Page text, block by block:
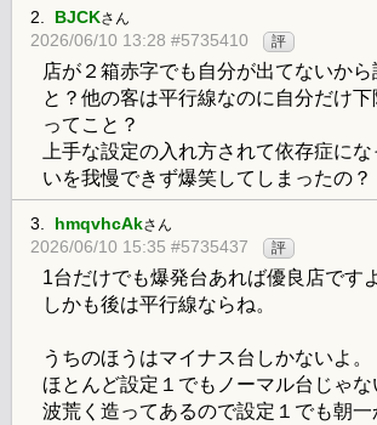
2. BJCKさん
2026/06/10 13:28 #5735410 評
店が２箱赤字でも自分が出てないから
と？他の客は平行線なのに自分だけ
ってこと？
上手な設定の入れ方されて依存症に
いを我慢できず爆笑してしまったの？
3. hmqvhcAkさん
2026/06/10 15:35 #5735437 評
1台だけでも爆発台あれば優良店ですよ
しかも後は平行線ならね。
うちのほうはマイナス台しかないよ。
ほとんど設定１でもノーマル台じゃな
波荒く造ってあるので設定１でも朝一